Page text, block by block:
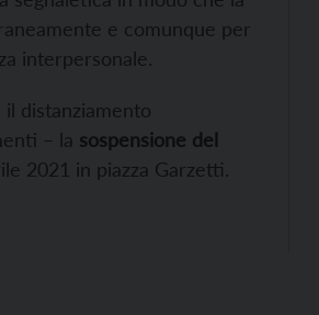
e comunque per
interpersonale.
distanziamento
– la sospensione del
2021 in piazza Garzetti.